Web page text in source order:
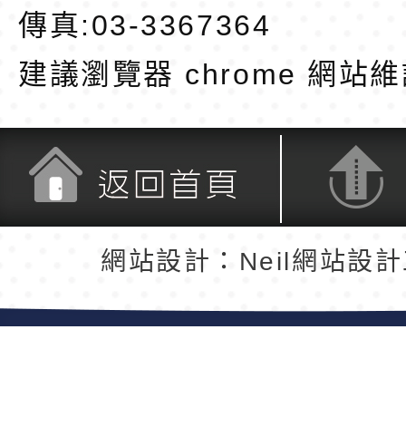
傳真:03-3367364
建議瀏覽器 chrome 網站
返回頂端
網站設計：Neil網站設